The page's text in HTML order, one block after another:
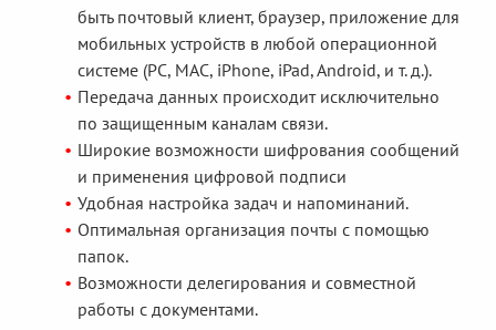
быть почтовый клиент, браузер, приложение для
мобильных устройств в любой операционной
системе (PC, MAC, iPhone, iPad, Android, и т. д.).
Передача данных происходит исключительно
по защищенным каналам связи.
Широкие возможности шифрования сообщений
и применения цифровой подписи
Удобная настройка задач и напоминаний.
Оптимальная организация почты с помощью
папок.
Возможности делегирования и совместной
работы с документами.